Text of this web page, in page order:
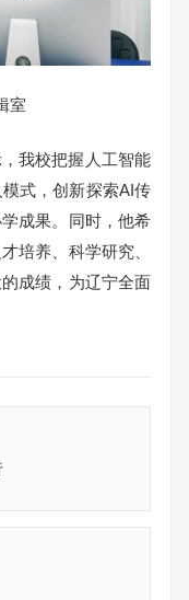
室
我校把握人工智能
式，创新探索AI传
成果。同时，他希
培养、科学研究、
成绩，为辽宁全面